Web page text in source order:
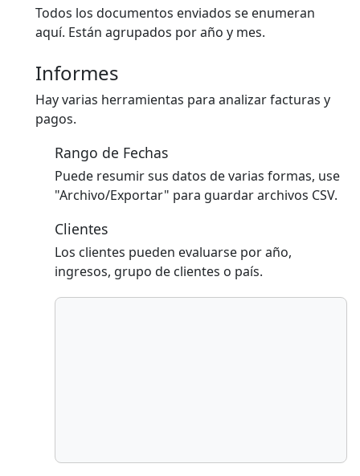
Todos los documentos enviados se enumeran
aquí. Están agrupados por año y mes.
Informes
Hay varias herramientas para analizar facturas y
pagos.
Rango de Fechas
Puede resumir sus datos de varias formas, use
"Archivo/Exportar" para guardar archivos CSV.
Clientes
Los clientes pueden evaluarse por año,
ingresos, grupo de clientes o país.